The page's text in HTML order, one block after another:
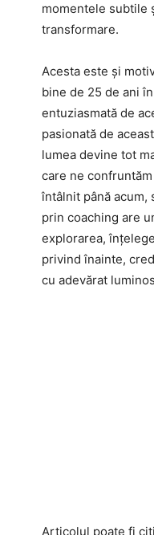
momentele subtile
transformare.
Acesta este și
bine de 25 de ani
entuziasmată de
pasionată de
lumea devine tot
care ne
întâlnit până
prin coaching are
explorarea,
privind înainte,
cu adevărat
Articolul poate fi